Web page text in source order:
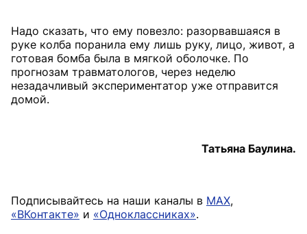
Надо сказать, что ему повезло: разорвавшаяся в
руке колба поранила ему лишь руку, лицо, живот, а
готовая бомба была в мягкой оболочке. По
прогнозам травматологов, через неделю
незадачливый экспериментатор уже отправится
домой.
Татьяна Баулина.
Подписывайтесь на наши каналы в MAX,
«ВКонтакте» и «Одноклассниках».